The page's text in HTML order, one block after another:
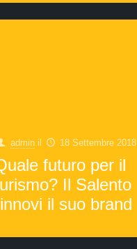
admin il 18 Settembre 2018
futuro per il
Il Salento
il suo brand